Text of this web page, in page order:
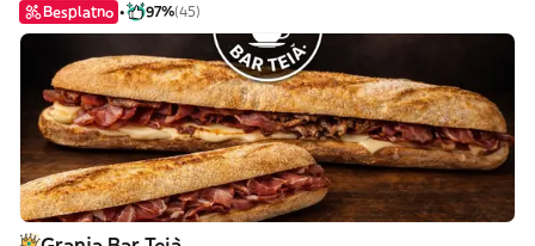
Besplatno 97%(45)